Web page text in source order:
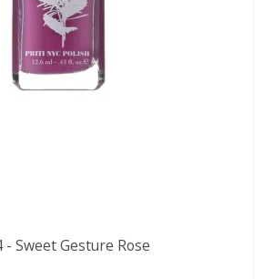
- Sweet Gesture Rose